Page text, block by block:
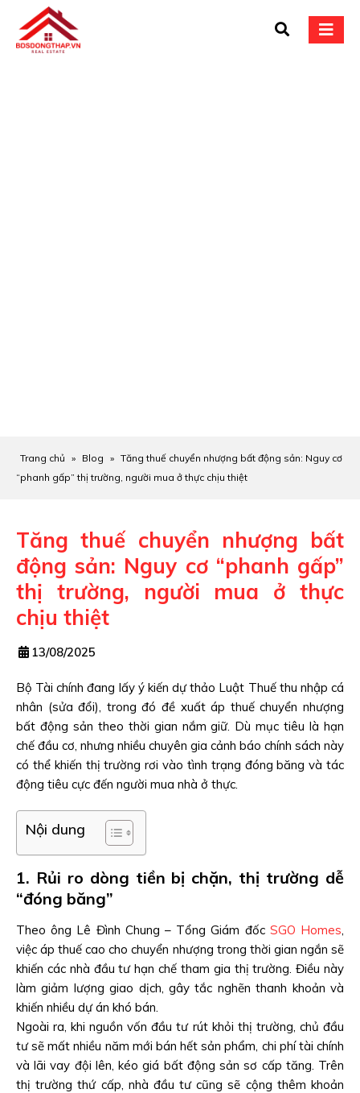
Trang chủ » Blog » Tăng thuế chuyển nhượng bất động sản: Nguy cơ
“phanh gấp” thị trường, người mua ở thực chịu thiệt
Tăng thuế chuyển nhượng bất
động sản: Nguy cơ “phanh gấp”
thị trường, người mua ở thực
chịu thiệt
13/08/2025
Bộ Tài chính đang lấy ý kiến dự thảo Luật Thuế thu nhập cá
nhân (sửa đổi), trong đó đề xuất áp thuế chuyển nhượng
bất động sản theo thời gian nắm giữ. Dù mục tiêu là hạn
chế đầu cơ, nhưng nhiều chuyên gia cảnh báo chính sách này
có thể khiến thị trường rơi vào tình trạng đóng băng và tác
động tiêu cực đến người mua nhà ở thực.
Nội dung
1. Rủi ro dòng tiền bị chặn, thị trường dễ
“đóng băng”
Theo ông Lê Đình Chung – Tổng Giám đốc SGO Homes,
việc áp thuế cao cho chuyển nhượng trong thời gian ngắn sẽ
khiến các nhà đầu tư hạn chế tham gia thị trường. Điều này
làm giảm lượng giao dịch, gây tắc nghẽn thanh khoản và
khiến nhiều dự án khó bán.
Ngoài ra, khi nguồn vốn đầu tư rút khỏi thị trường, chủ đầu
tư sẽ mất nhiều năm mới bán hết sản phẩm, chi phí tài chính
và lãi vay đội lên, kéo giá bất động sản sơ cấp tăng. Trên
thị trường thứ cấp, nhà đầu tư cũng sẽ cộng thêm khoản